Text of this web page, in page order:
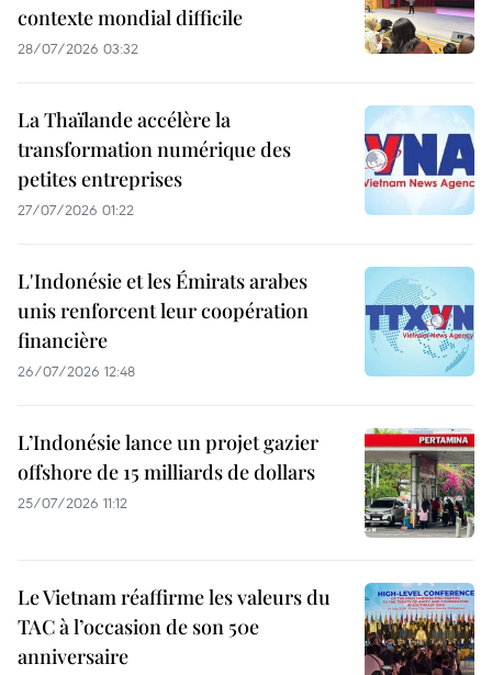
contexte mondial difficile
28/07/2026 03:32
La Thaïlande accélère la
transformation numérique des
petites entreprises
27/07/2026 01:22
L'Indonésie et les Émirats arabes
unis renforcent leur coopération
financière
26/07/2026 12:48
L’Indonésie lance un projet gazier
offshore de 15 milliards de dollars
25/07/2026 11:12
Le Vietnam réaffirme les valeurs du
TAC à l’occasion de son 50e
anniversaire